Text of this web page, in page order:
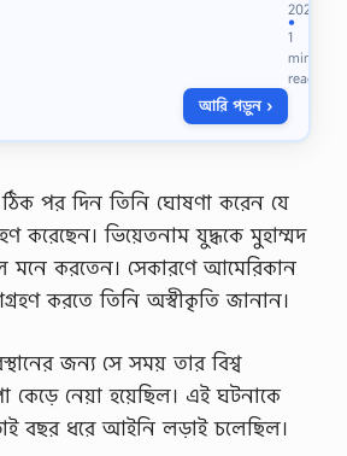
0
2
1
2
ষ
:
গ
ত
2021
●
1
min
read
আরি পড়ুন ›
পর দিন তিনি ঘোষণা করেন যে
করেছেন। ভিয়েতনাম যুদ্ধকে মুহাম্মদ
করতেন। সেকারণে আমেরিকান
করতে তিনি অস্বীকৃতি জানান।
জন্য সে সময় তার বিশ্ব
কেড়ে নেয়া হয়েছিল। এই ঘটনাকে
বছর ধরে আইনি লড়াই চলেছিল।